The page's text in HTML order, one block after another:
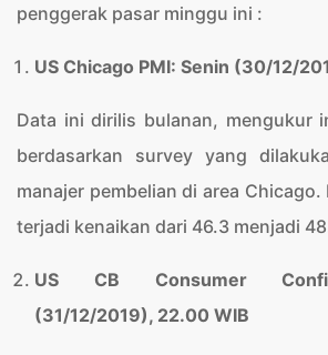
penggerak pasar minggu ini :
US Chicago PMI: Senin (30/12/
Data ini dirilis bulanan, mengukur
berdasarkan survey yang
manajer pembelian di area
terjadi kenaikan dari 46.3 menjadi
US CB Consumer
(31/12/2019), 22.00 WIB